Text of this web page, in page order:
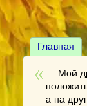
Главная
— Мой
а на